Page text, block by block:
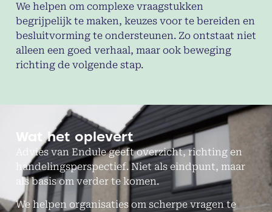
We helpen om complexe vraagstukken
begrijpelijk te maken, keuzes voor te bereiden en
besluitvorming te ondersteunen. Zo ontstaat niet
alleen een goed verhaal, maar ook beweging
richting de volgende stap.
Wat het oplevert
Advies van Endule geeft overzicht, richting en
handelingsperspectief. Niet als eindpunt, maar
als basis om verder te komen.
We helpen organisaties om scherpe vragen te